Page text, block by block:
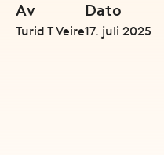
Av
Turid T Veire
Dato
17. juli 2025